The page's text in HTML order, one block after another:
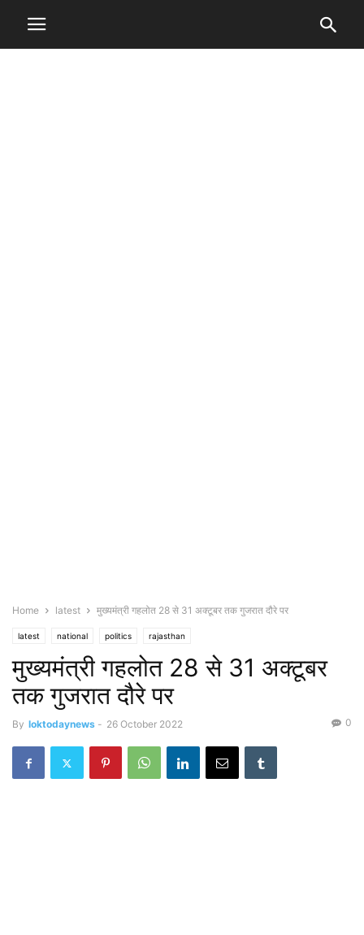
Home latest मुख्यमंत्री गहलोत 28 से 31 अक्टूबर तक गुजरात दौरे पर
latest national politics rajasthan
मुख्यमंत्री गहलोत 28 से 31 अक्टूबर
तक गुजरात दौरे पर
By loktodaynews - 26 October 2022 0